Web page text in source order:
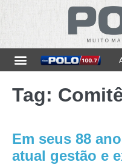
Tag:
Em seus 88
atual gestão e